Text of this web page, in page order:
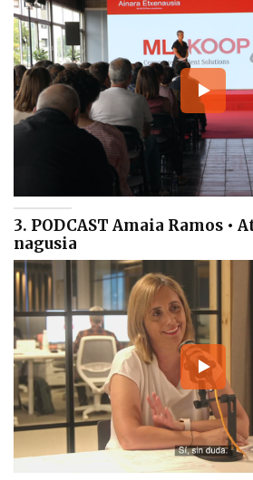
3. PODCAST Amaia Ramos •
nagusia